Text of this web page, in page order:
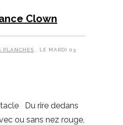
Clown
PLANCHES
, LE MARDI 03
Du rire dedans
ou sans nez rouge,